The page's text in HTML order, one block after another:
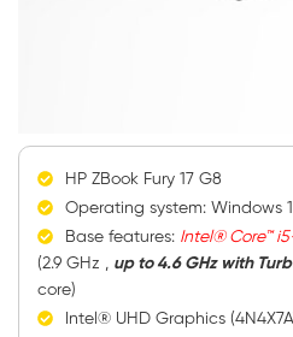
HP ZBook Fury 17 G8
Operating system: Windows
Base features: Intel® Core™
(2.9 GHz , up to 4.6 GHz with
core)
Intel® UHD Graphics